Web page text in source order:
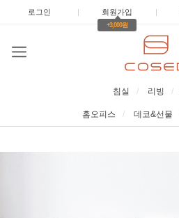
로그인 | 회원가입 |
+3,000원
침실 리빙
홈오피스 데코&선물